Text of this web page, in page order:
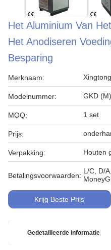
Het Aluminium Van
Het Anodiseren
Besparing
Merknaam:
Modelnummer: GKD
MOQ: 1 set
Prijs:
Verpakking: Houten
Betalingsvoorwaarden:
L/C, D/
Krijg Beste Prijs
Gedetailleerde Informatie